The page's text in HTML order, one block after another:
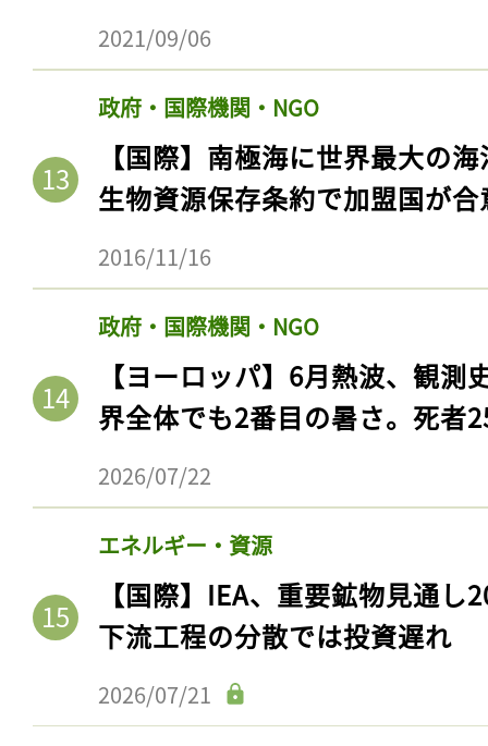
2021/09/06
政府・国際機関・NGO
【国際】南極海に世界最大の
生物資源保存条約で加盟国が合
2016/11/16
政府・国際機関・NGO
【ヨーロッパ】6月熱波、観
界全体でも2番目の暑さ。死者
2026/07/22
エネルギー・資源
【国際】IEA、重要鉱物見通
下流工程の分散では投資遅れ
2026/07/21
記事をお気に入りに
ログインが必
ログイン